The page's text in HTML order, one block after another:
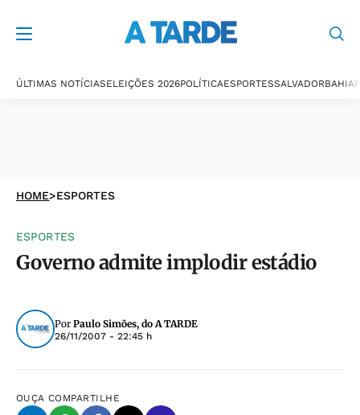
ÚLTIMAS NOTÍCIASELEIÇÕES 2026POLÍTICAESPORTESSALVADORBAHIA
HOME>ESPORTES
ESPORTES
Governo admite implodir estádio
Por Paulo Simões, do A TARDE
26/11/2007 - 22:45 h
OUÇA COMPARTILHE